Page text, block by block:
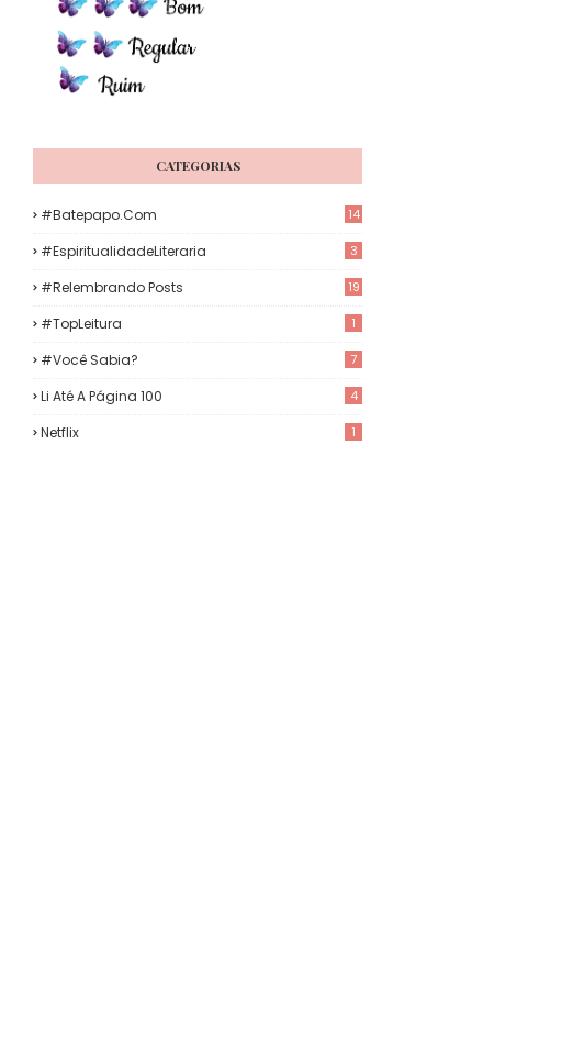
CATEGORIAS
#Batepapo.com 14
#EspiritualidadeLiteraria 3
#Relembrando Posts 19
#TopLeitura 1
#Você Sabia? 7
Li Até A Página 100 4
Netflix 1